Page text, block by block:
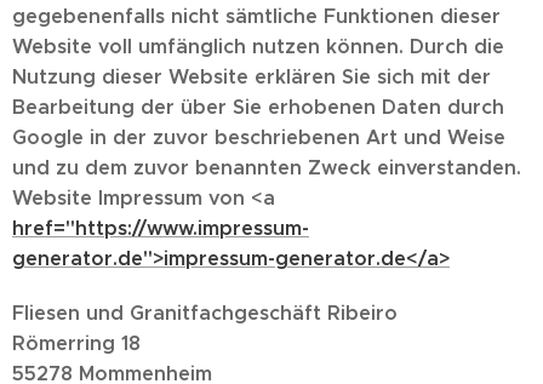
gegebenenfalls nicht sämtliche Funktionen dieser
Website voll umfänglich nutzen können. Durch die
Nutzung dieser Website erklären Sie sich mit der
Bearbeitung der über Sie erhobenen Daten durch
Google in der zuvor beschriebenen Art und Weise
und zu dem zuvor benannten Zweck einverstanden.
Website Impressum von <a
href="https://www.impressum-
generator.de">impressum-generator.de</a>
Fliesen und Granitfachgeschäft Ribeiro
Römerring 18
55278 Mommenheim